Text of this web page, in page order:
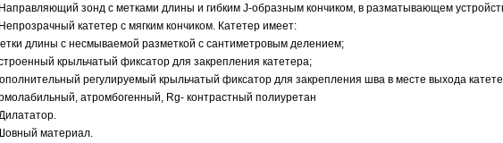
зонд с метками длины и гибким J-образным кончиком, в разматывающем
катетер с мягким кончиком. Катетер имеет:
длины с несмываемой разметкой с сантиметровым делением;
крыльчатый фиксатор для закрепления катетера;
регулируемый крыльчатый фиксатор для закрепления шва в месте выхода
атромбогенный, Rg- контрастный полиуретан
материал.